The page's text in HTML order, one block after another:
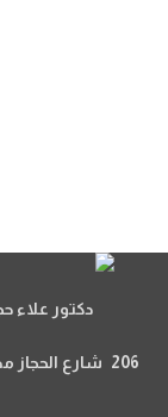
دكتور علاء
206 شارع الحجاز مصر الجديدة اعلي صيدلية ١٩٠١١ الدور التاني شقة ٥